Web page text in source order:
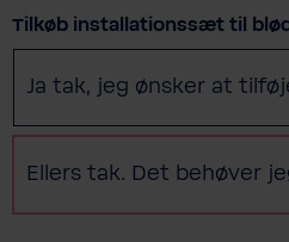
Vælg
Tilkøb installationssæt til
Ja tak, jeg ønsker at
Ellers tak. Det behøver